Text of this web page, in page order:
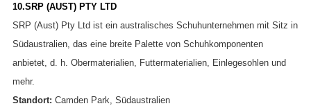
10.SRP (AUST) PTY LTD
SRP (Aust) Pty Ltd ist ein australisches Schuhunternehmen mit Sitz in
Südaustralien, das eine breite Palette von Schuhkomponenten
anbietet, d. h. Obermaterialien, Futtermaterialien, Einlegesohlen und
mehr.
Standort: Camden Park, Südaustralien